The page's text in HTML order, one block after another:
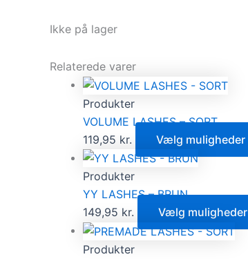
Ikke på lager
Relaterede varer
Produkter
VOLUME LASHES – SORT
119,95 kr. Vælg muligheder
Produkter
YY LASHES – BRUN
149,95 kr. Vælg muligheder
Produkter